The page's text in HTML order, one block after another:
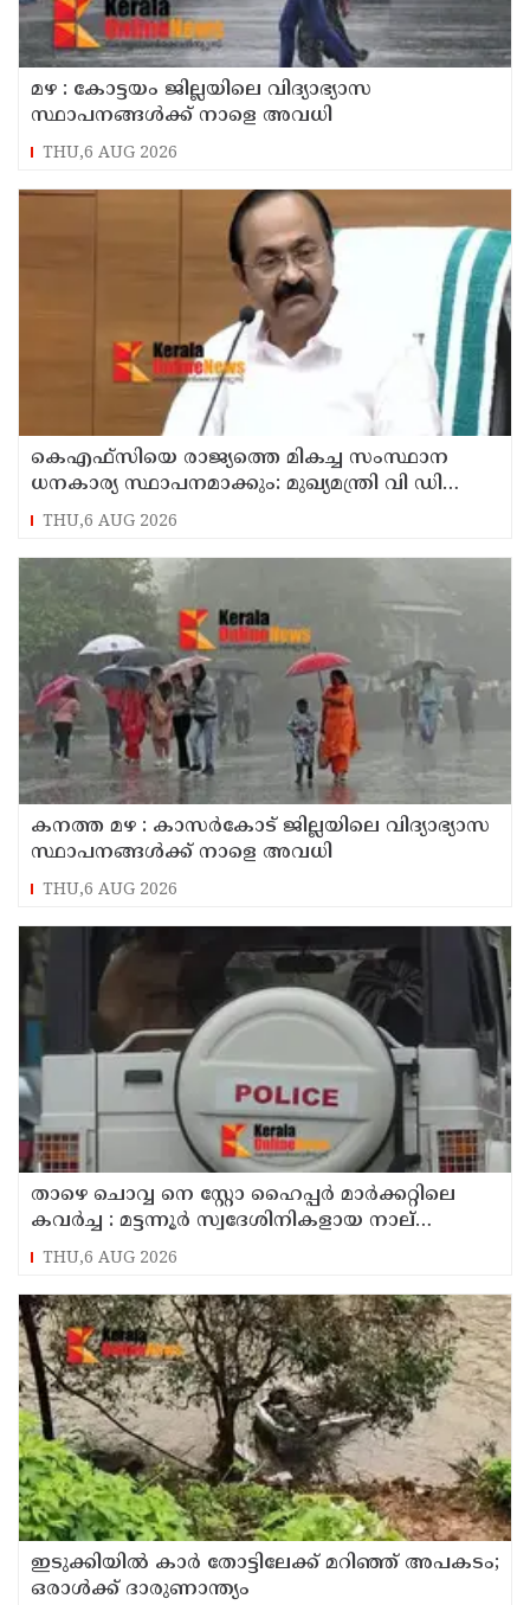
മഴ : കോട്ടയം ജില്ലയിലെ വിദ്യാഭ്യാസ
സ്ഥാപനങ്ങൾക്ക് നാളെ അവധി
THU,6 AUG 2026
കെഎഫ്‌സിയെ രാജ്യത്തെ മികച്ച സംസ്ഥാന
ധനകാര്യ സ്ഥാപനമാക്കും: മുഖ്യമന്ത്രി വി ഡി
സതീശൻ
THU,6 AUG 2026
കനത്ത മഴ : കാസർകോട് ജില്ലയിലെ വിദ്യാഭ്യാസ
സ്ഥാപനങ്ങൾക്ക് നാളെ അവധി
THU,6 AUG 2026
താഴെ ചൊവ്വ നെ സ്റ്റോ ഹൈപ്പർ മാർക്കറ്റിലെ
കവർച്ച : മട്ടന്നൂർ സ്വദേശിനികളായ നാല്
പ്രതികൾ പിടിയിൽ
THU,6 AUG 2026
ഇടുക്കിയിൽ കാർ തോട്ടിലേക്ക് മറിഞ്ഞ് അപകടം;
ഒരാൾക്ക് ദാരുണാന്ത്യം